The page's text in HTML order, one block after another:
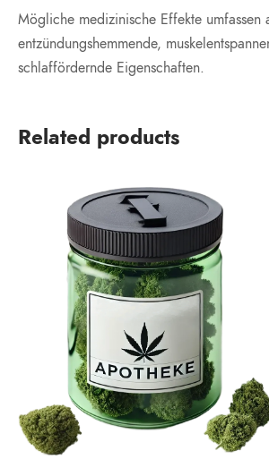
Mögliche medizinische Effekte umfassen
entzündungshemmende,
schlaffördernde Eigenschaften.
Related products